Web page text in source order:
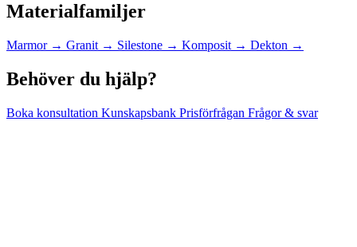
Materialfamiljer
Marmor → Granit → Silestone → Komposit → Dekton →
Behöver du hjälp?
Boka konsultation Kunskapsbank Prisförfrågan Frågor & svar